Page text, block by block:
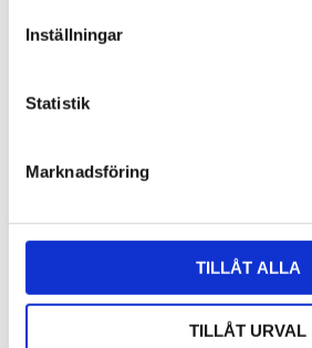
Inställningar
Statistik
Marknadsföring
TILLÅT ALLA
TILLÅT URVAL
februari (4)
december (2)
februari (3)
2021